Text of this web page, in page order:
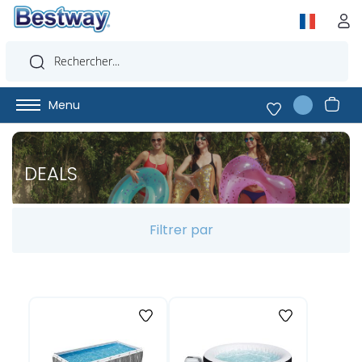
Menu
DEALS
Filtrer par